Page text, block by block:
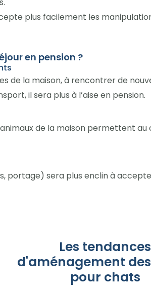
plus facilement les
en pension ?
de la maison, à rencontrer de
il sera plus à l’aise en pension.
de la maison permettent au
portage) sera plus enclin à
Les tendances
d'aménagement
pour chats